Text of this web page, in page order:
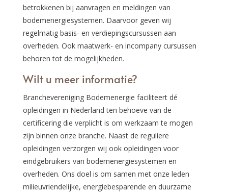
betrokkenen bij aanvragen en meldingen van
bodemenergiesystemen. Daarvoor geven wij
regelmatig basis- en verdiepingscursussen aan
overheden. Ook maatwerk- en incompany cursussen
behoren tot de mogelijkheden.
Wilt u meer informatie?
Branchevereniging Bodemenergie faciliteert dé
opleidingen in Nederland ten behoeve van de
certificering die verplicht is om werkzaam te mogen
zijn binnen onze branche. Naast de reguliere
opleidingen verzorgen wij ook opleidingen voor
eindgebruikers van bodemenergiesystemen en
overheden. Ons doel is om samen met onze leden
milieuvriendelijke, energiebesparende en duurzame